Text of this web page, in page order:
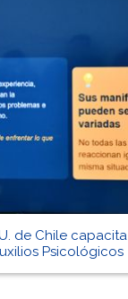
de Chile capacita
Psicológicos